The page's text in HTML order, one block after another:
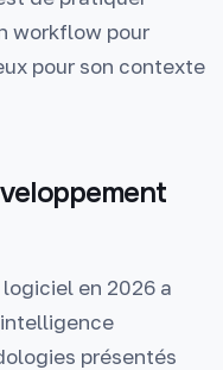
workflow pour
pour son contexte
en 2026 a
présentés